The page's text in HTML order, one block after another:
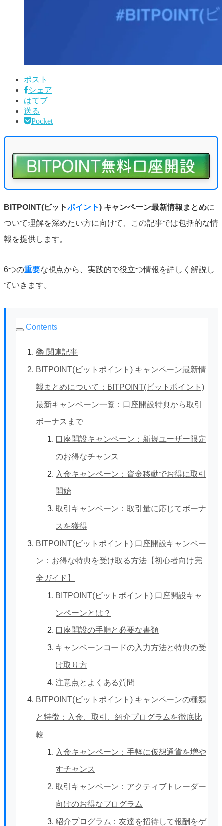
ポスト
シェア
はてブ
送る
Pocket
BITPOINT(ビットポイント) キャンペーン最新情報まとめに
ついて理解を深めたい方に向けて、この記事では包括的な情
報を提供します。
6つの重要な視点から、実践的で役立つ情報を詳しく解説し
ていきます。
Contents
📚 関連記事
BITPOINT(ビットポイント) キャンペーン最新情
報まとめについて：BITPOINT(ビットポイント)
最新キャンペーン一覧：口座開設特典から取引
ボーナスまで
口座開設キャンペーン：新規ユーザー限定
のお得なチャンス
入金キャンペーン：資金移動でお得に取引
開始
取引キャンペーン：取引量に応じてボーナ
スを獲得
BITPOINT(ビットポイント) 口座開設キャンペー
ン：お得な特典を受け取る方法【初心者向け完
全ガイド】
BITPOINT(ビットポイント) 口座開設キャ
ンペーンとは？
口座開設の手順と必要な書類
キャンペーンコードの入力方法と特典の受
け取り方
注意点とよくある質問
BITPOINT(ビットポイント) キャンペーンの種類
と特徴：入金、取引、紹介プログラムを徹底比
較
入金キャンペーン：手軽に仮想通貨を増や
すチャンス
取引キャンペーン：アクティブトレーダー
向けのお得なプログラム
紹介プログラム：友達を招待して報酬をゲ